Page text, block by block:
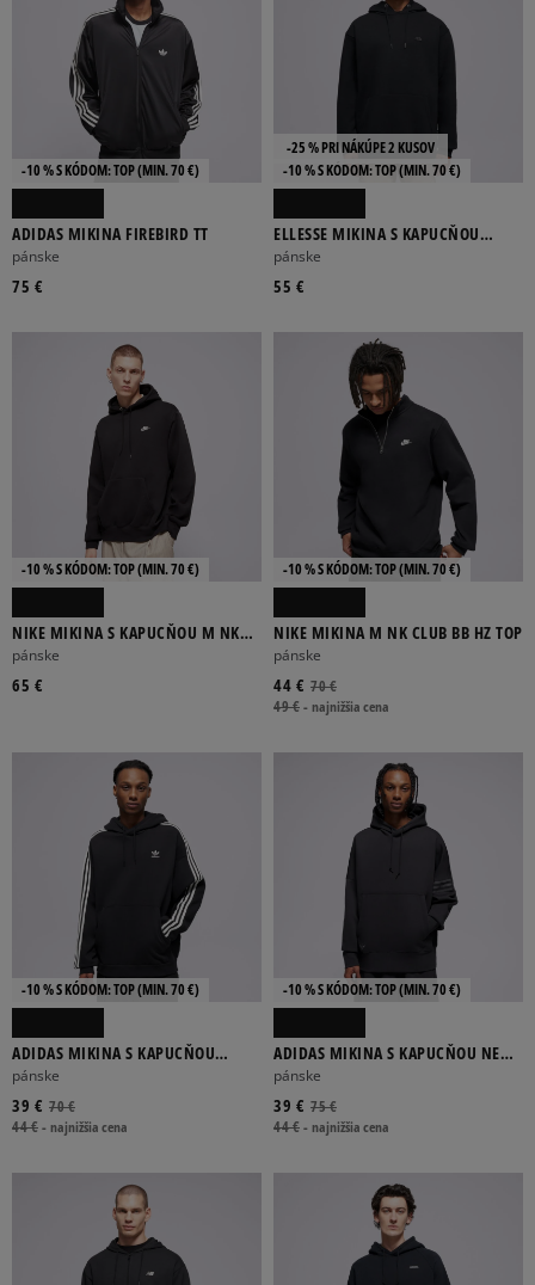
-10 % S KÓDOM: TOP (MIN. 70 €)
ADIDAS MIKINA FIREBIRD TT
pánske
75 €
-10 % S KÓDOM: TOP (MIN. 70 €)
-25 % PRI NÁKÚPE 2 KUSOV
ELLESSE MIKINA S KAPUCŇOU
VARON OH HOODY BLK MN
pánske
55 €
-10 % S KÓDOM: TOP (MIN. 70 €)
NIKE MIKINA S KAPUCŇOU M NK
CLUB BB PO HOODIE
pánske
65 €
-10 % S KÓDOM: TOP (MIN. 70 €)
NIKE MIKINA M NK CLUB BB HZ TOP
pánske
70 €
44 €
49 €-najnižšia cena
-10 % S KÓDOM: TOP (MIN. 70 €)
ADIDAS MIKINA S KAPUCŇOU
BAGGY HOODIE
pánske
70 €
39 €
44 €-najnižšia cena
-10 % S KÓDOM: TOP (MIN. 70 €)
ADIDAS MIKINA S KAPUCŇOU NEU C
HD
pánske
75 €
39 €
44 €-najnižšia cena